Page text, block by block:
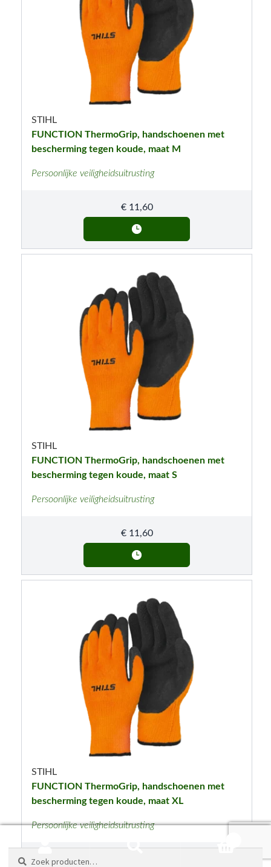
STIHL
FUNCTION ThermoGrip, handschoenen met
bescherming tegen koude, maat M
Persoonlijke veiligheidsuitrusting
€11,60
STIHL
FUNCTION ThermoGrip, handschoenen met
bescherming tegen koude, maat S
Persoonlijke veiligheidsuitrusting
€11,60
STIHL
FUNCTION ThermoGrip, handschoenen met
bescherming tegen koude, maat XL
Persoonlijke veiligheidsuitrusting